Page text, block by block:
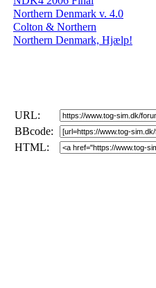
Northern Denmark v. 4.0
Colton & Northern
Northern Denmark, Hjælp!
URL:
BBcode:
HTML: